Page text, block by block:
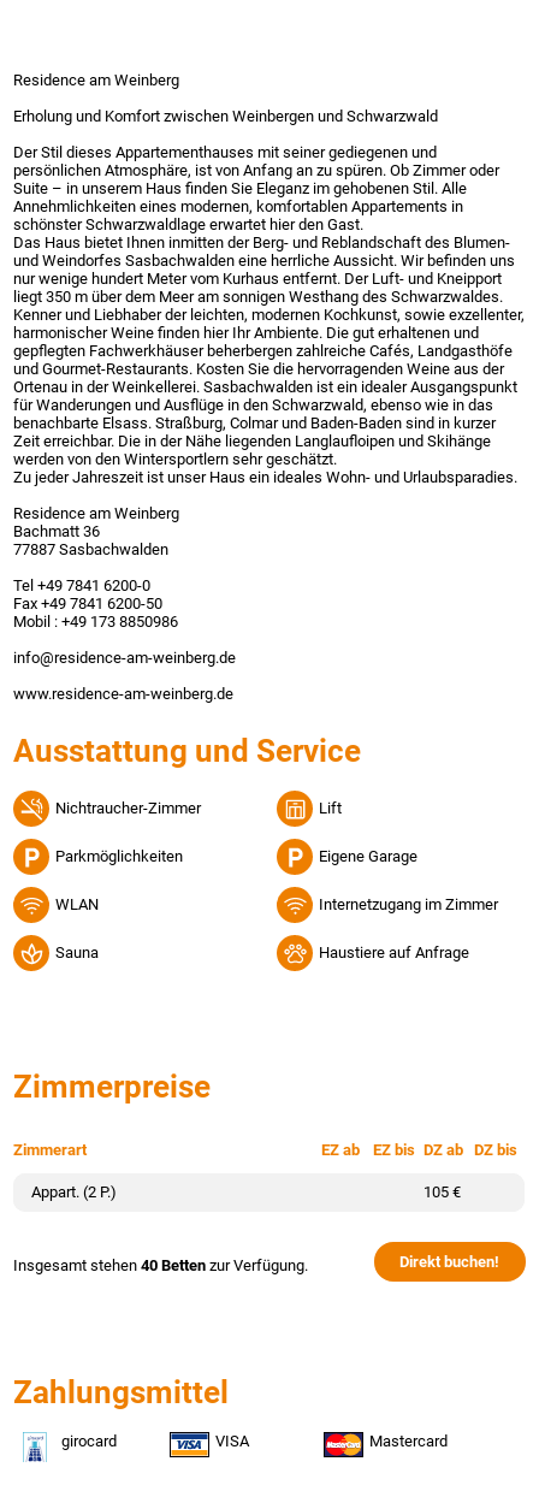
Ausstattung und Service
Nichtraucher-Zimmer Lift
Parkmöglichkeiten Eigene Garage
WLAN Internetzugang im Zimmer
Sauna Haustiere auf Anfrage
Zimmerpreise
Zimmerart EZ ab EZ bis DZ ab DZ bis
Appart. (2 P.) 105 €
Insgesamt stehen40 Betten zur Verfügung. Direkt buchen!
Zahlungsmittel
girocard VISA Mastercard
Residence am Weinberg
Erholung und Komfort zwischen Weinbergen und Schwarzwald
Der Stil dieses Appartementhauses mit seiner gediegenen und
persönlichen Atmosphäre, ist von Anfang an zu spüren. Ob Zimmer oder
Suite – in unserem Haus finden Sie Eleganz im gehobenen Stil. Alle
Annehmlichkeiten eines modernen, komfortablen Appartements in
schönster Schwarzwaldlage erwartet hier den Gast.
Das Haus bietet Ihnen inmitten der Berg- und Reblandschaft des Blumen-
und Weindorfes Sasbachwalden eine herrliche Aussicht. Wir befinden uns
nur wenige hundert Meter vom Kurhaus entfernt. Der Luft- und Kneipport
liegt 350 m über dem Meer am sonnigen Westhang des Schwarzwaldes.
Kenner und Liebhaber der leichten, modernen Kochkunst, sowie exzellenter,
harmonischer Weine finden hier Ihr Ambiente. Die gut erhaltenen und
gepflegten Fachwerkhäuser beherbergen zahlreiche Cafés, Landgasthöfe
und Gourmet-Restaurants. Kosten Sie die hervorragenden Weine aus der
Ortenau in der Weinkellerei. Sasbachwalden ist ein idealer Ausgangspunkt
für Wanderungen und Ausflüge in den Schwarzwald, ebenso wie in das
benachbarte Elsass. Straßburg, Colmar und Baden-Baden sind in kurzer
Zeit erreichbar. Die in der Nähe liegenden Langlaufloipen und Skihänge
werden von den Wintersportlern sehr geschätzt.
Zu jeder Jahreszeit ist unser Haus ein ideales Wohn- und Urlaubsparadies.
Residence am Weinberg
Bachmatt 36
77887 Sasbachwalden
Tel +49 7841 6200-0
Fax +49 7841 6200-50
Mobil : +49 173 8850986
info@residence-am-weinberg.de
www.residence-am-weinberg.de